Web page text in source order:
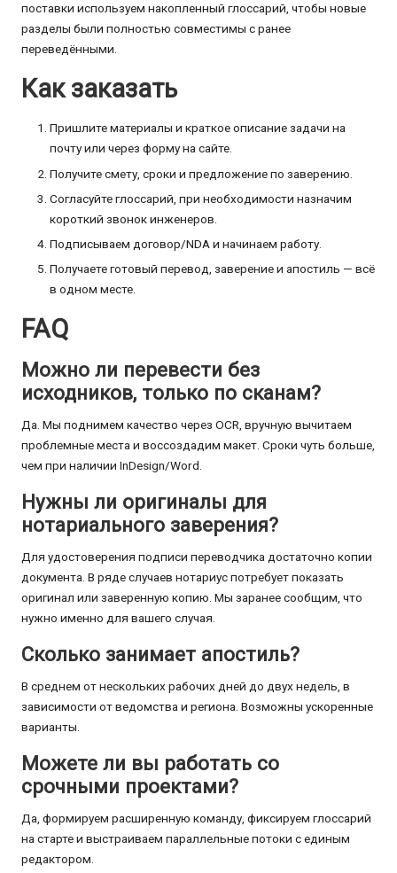
поставки используем накопленный глоссарий, чтобы новые
разделы были полностью совместимы с ранее
переведёнными.
Как заказать
Пришлите материалы и краткое описание задачи на
почту или через форму на сайте.
Получите смету, сроки и предложение по заверению.
Согласуйте глоссарий, при необходимости назначим
короткий звонок инженеров.
Подписываем договор/NDA и начинаем работу.
Получаете готовый перевод, заверение и апостиль — всё
в одном месте.
FAQ
Можно ли перевести без
исходников, только по сканам?
Да. Мы поднимем качество через OCR, вручную вычитаем
проблемные места и воссоздадим макет. Сроки чуть больше,
чем при наличии InDesign/Word.
Нужны ли оригиналы для
нотариального заверения?
Для удостоверения подписи переводчика достаточно копии
документа. В ряде случаев нотариус потребует показать
оригинал или заверенную копию. Мы заранее сообщим, что
нужно именно для вашего случая.
Сколько занимает апостиль?
В среднем от нескольких рабочих дней до двух недель, в
зависимости от ведомства и региона. Возможны ускоренные
варианты.
Можете ли вы работать со
срочными проектами?
Да, формируем расширенную команду, фиксируем глоссарий
на старте и выстраиваем параллельные потоки с единым
редактором.